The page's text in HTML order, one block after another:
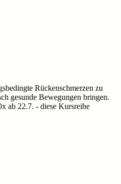
Rückenschmerzen zu
gesunde Bewegungen bringen.
ab 22.7. - diese Kursreihe